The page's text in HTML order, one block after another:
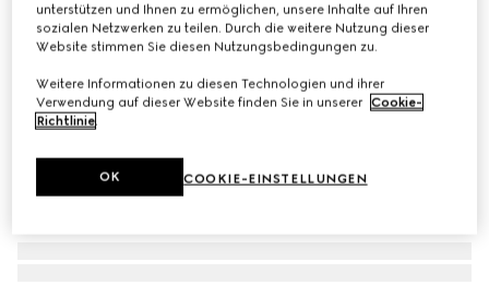
unterstützen und Ihnen zu ermöglichen, unsere Inhalte auf Ihren
sozialen Netzwerken zu teilen. Durch die weitere Nutzung dieser
Website stimmen Sie diesen Nutzungsbedingungen zu.
Weitere Informationen zu diesen Technologien und ihrer
Verwendung auf dieser Website finden Sie in unserer Cookie-
Richtlinie.
COOKIE-EINSTELLUNGEN
OK